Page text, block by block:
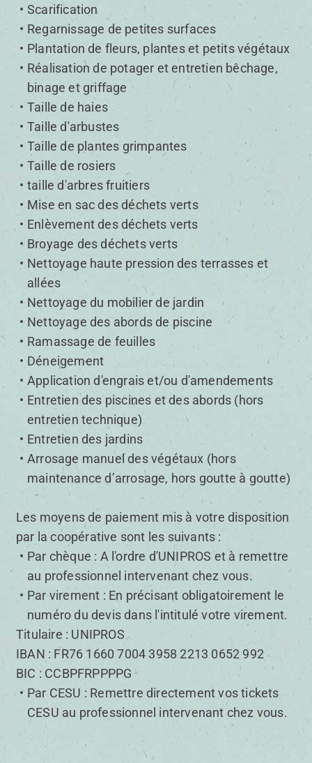
Scarification
Regarnissage de petites surfaces
Plantation de fleurs, plantes et petits végétaux
Réalisation de potager et entretien bêchage,
binage et griffage
Taille de haies
Taille d'arbustes
Taille de plantes grimpantes
Taille de rosiers
taille d'arbres fruitiers
Mise en sac des déchets verts
Enlèvement des déchets verts
Broyage des déchets verts
Nettoyage haute pression des terrasses et
allées
Nettoyage du mobilier de jardin
Nettoyage des abords de piscine
Ramassage de feuilles
Déneigement
Application d'engrais et/ou d'amendements
Entretien des piscines et des abords (hors
entretien technique)
Entretien des jardins
Arrosage manuel des végétaux (hors
maintenance d’arrosage, hors goutte à goutte)
Les moyens de paiement mis à votre disposition
par la coopérative sont les suivants :
Par chèque : A l'ordre d'UNIPROS et à remettre
au professionnel intervenant chez vous.
Par virement : En précisant obligatoirement le
numéro du devis dans l'intitulé votre virement.
Titulaire : UNIPROS
IBAN : FR76 1660 7004 3958 2213 0652 992
BIC : CCBPFRPPPPG
Par CESU : Remettre directement vos tickets
CESU au professionnel intervenant chez vous.